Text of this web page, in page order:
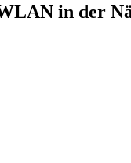
in der